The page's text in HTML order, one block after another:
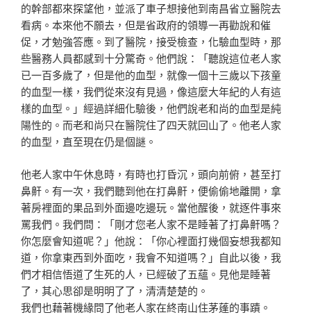
的幹部都來探望他，並派了車子想接他到南昌省立醫院去
看病 。本來他不願去，但是省政府的領導一再勸說和催
促，才勉強答應。到了醫院，接受檢查，化驗血型時，那
些醫務人員都感到十分驚奇。他們說：「聽說這位老人家
已一百多歲了 ，但是他的血型，就像一個十三歲以下孩童
的血型一樣，我們從來沒有見過，像這麼大年紀的人有這
樣的血型。」經過詳細化驗後，他們說老和尚的血型是純
陽性的。而老和尚只在醫院住了四天就回山了。他老人家
的血型，直至現在仍是個謎。
他老人家中午休息時，有時也打昏沉，頭向前俯，甚至打
鼻鼾。有一次，我們聽到他在打鼻鼾，便偷偷地離開，拿
著房裡面的果品到外面邊吃邊玩。當他醒後，就逐件事來
罵我們 。我們問：「剛才您老人家不是睡著了打鼻鼾嗎？
你怎麼會知道呢？」他說：「你心裡面打幾個妄想我都知
道，你拿東西到外面吃，我會不知道嗎？」自此以後，我
們才相信悟道了生死的人，已經破了五蘊。見他是睡著
了，其心思卻是明明了了，清清楚楚的。
我們也藉著機緣問了他老人家在終南山住茅蓬的事蹟。